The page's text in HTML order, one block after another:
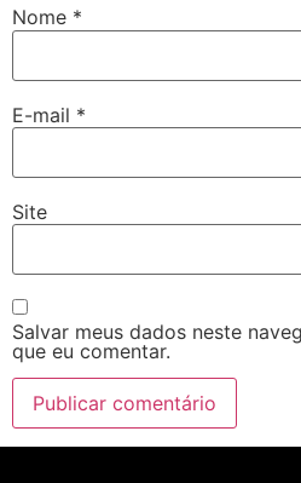
Nome *
E-mail *
Site
Salvar meus dados neste
que eu comentar.